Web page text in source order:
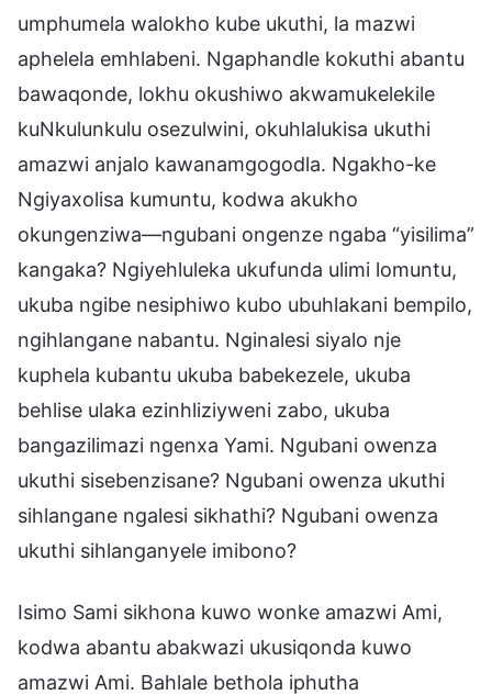
umphumela walokho kube ukuthi, la mazwi
aphelela emhlabeni. Ngaphandle kokuthi abantu
bawaqonde, lokhu okushiwo akwamukelekile
kuNkulunkulu osezulwini, okuhlalukisa ukuthi
amazwi anjalo kawanamgogodla. Ngakho-ke
Ngiyaxolisa kumuntu, kodwa akukho
okungenziwa—ngubani ongenze ngaba “yisilima”
kangaka? Ngiyehluleka ukufunda ulimi lomuntu,
ukuba ngibe nesiphiwo kubo ubuhlakani bempilo,
ngihlangane nabantu. Nginalesi siyalo nje
kuphela kubantu ukuba babekezele, ukuba
behlise ulaka ezinhliziyweni zabo, ukuba
bangazilimazi ngenxa Yami. Ngubani owenza
ukuthi sisebenzisane? Ngubani owenza ukuthi
sihlangane ngalesi sikhathi? Ngubani owenza
ukuthi sihlanganyele imibono?
Isimo Sami sikhona kuwo wonke amazwi Ami,
kodwa abantu abakwazi ukusiqonda kuwo
amazwi Ami. Bahlale bethola iphutha